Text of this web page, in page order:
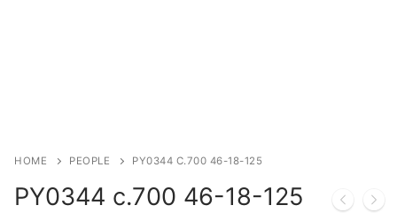
HOME PEOPLE PY0344 C.700 46-18-125
PY0344 c.700 46-18-125